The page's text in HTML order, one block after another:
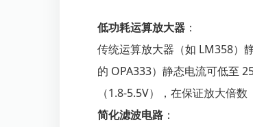
低功耗运算放大器 ：
传统运算放大器（如 LM358）
的 OPA333）静态电流可低至
（1.8-5.5V），在保证放大倍
简化滤波电路 ：